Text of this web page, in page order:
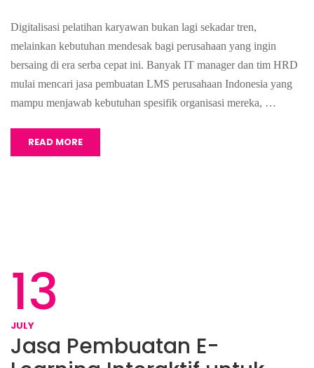
Digitalisasi pelatihan karyawan bukan lagi sekadar tren,
melainkan kebutuhan mendesak bagi perusahaan yang ingin
bersaing di era serba cepat ini. Banyak IT manager dan tim HRD
mulai mencari jasa pembuatan LMS perusahaan Indonesia yang
mampu menjawab kebutuhan spesifik organisasi mereka, …
READ MORE
13
JULY
Jasa Pembuatan E-